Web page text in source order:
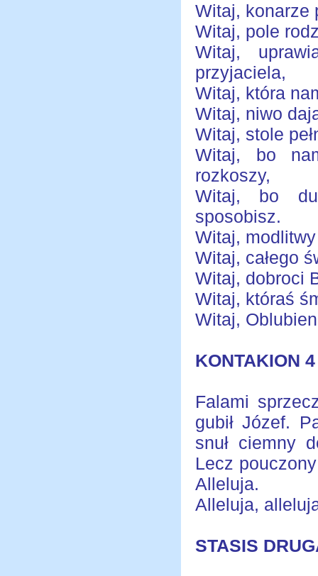
Witaj, konarze
Witaj, pole
Witaj,
przyjaciela,
Witaj, która
Witaj, niwo
Witaj, stole
Witaj, bo
rozkoszy,
Witaj, bo
sposobisz.
Witaj,
Witaj, całego
Witaj, dobroci
Witaj, któraś
Witaj,
KONTAKION 4
Falami
gubił Józef.
snuł ciemny
Lecz
Alleluja.
Alleluja,
STASIS